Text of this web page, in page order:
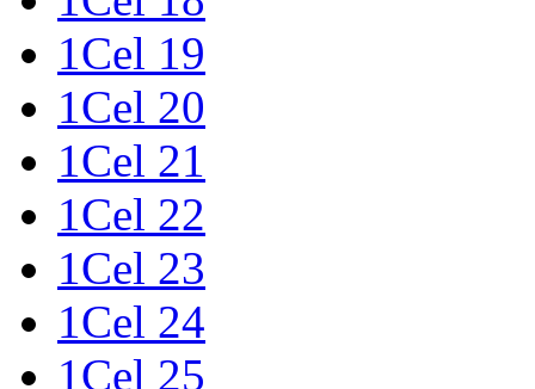
1Cel 19
1Cel 20
1Cel 21
1Cel 22
1Cel 23
1Cel 24
1Cel 25